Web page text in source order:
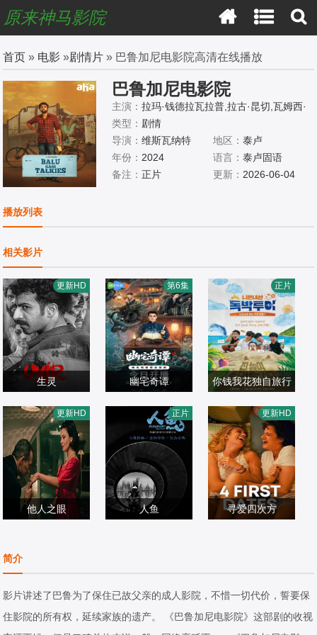
原来神马影院
首页 » 电影 »剧情片 » 巴鲁加尼电影院高清在线播放
巴鲁加尼电影院
主演：拉玛·钱德拉瓦拉普,拉古·昆切,瓦姆西·
纳坎蒂
类型： 剧情
导演：维斯瓦纳特 地区： 泰卢
年份： 2024 语言： 泰卢固语
备注：正片 更新： 2026-06-04
播放列表
相关影片
生灵
尔,Athulya·Chand
ra,Vineeth·Thattil
·David,Divya·M.·
Nair,Shruthy·Men
on,罗尚·马修,维
剧情片
2026/印度
更新HD
幽宅奇谭
昊,宋未央
2026/中国大陆
第6集
你钱我花独自旅行
剧情片
2026/韩国
正片
他人之眼
利波·蒂米
剧情片
2025/意大利,比利
时
更新HD
人鱼
宁,唐鑫,程琪
2022/大陆
正片
寻爱四次方
el·Levin,Sarah·Mi
lde,Bridget·Morri
son,Inez·Zen
2026/澳大利亚
更新HD
简介
影片讲述了巴鲁为了保住已故父亲的成人影院，不惜一切代价，誓要保
住影院的所有权，延续家族的遗产。 《巴鲁加尼电影院》这部剧的收视